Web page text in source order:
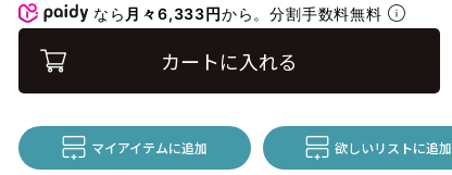
なら 月々6,333円から。分割手数料無料
カートに入れる
マイアイテムに追加 欲しいリストに追加